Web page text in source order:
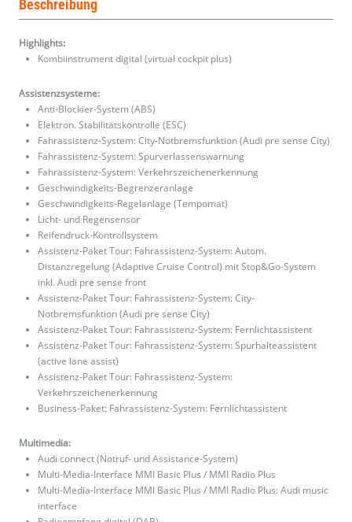
Beschreibung
Highlights:
Kombiinstrument digital (virtual cockpit plus)
Assistenzsysteme:
Anti-Blockier-System (ABS)
Elektron. Stabilitätskontrolle (ESC)
Fahrassistenz-System: City-Notbremsfunktion (Audi pre sense City)
Fahrassistenz-System: Spurverlassenswarnung
Fahrassistenz-System: Verkehrszeichenerkennung
Geschwindigkeits-Begrenzeranlage
Geschwindigkeits-Regelanlage (Tempomat)
Licht- und Regensensor
Reifendruck-Kontrollsystem
Assistenz-Paket Tour: Fahrassistenz-System: Autom.
Distanzregelung (Adaptive Cruise Control) mit Stop&Go-System
inkl. Audi pre sense front
Assistenz-Paket Tour: Fahrassistenz-System: City-
Notbremsfunktion (Audi pre sense City)
Assistenz-Paket Tour: Fahrassistenz-System: Fernlichtassistent
Assistenz-Paket Tour: Fahrassistenz-System: Spurhalteassistent
(active lane assist)
Assistenz-Paket Tour: Fahrassistenz-System:
Verkehrszeichenerkennung
Business-Paket: Fahrassistenz-System: Fernlichtassistent
Multimedia:
Audi connect (Notruf- und Assistance-System)
Multi-Media-Interface MMI Basic Plus / MMI Radio Plus
Multi-Media-Interface MMI Basic Plus / MMI Radio Plus: Audi music
interface